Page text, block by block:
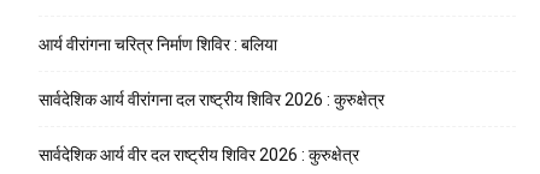
आर्य वीरांगना चरित्र निर्माण शिविर : बलिया
सार्वदेशिक आर्य वीरांगना दल राष्ट्रीय शिविर 2026 : कुरुक्षेत्र
सार्वदेशिक आर्य वीर दल राष्ट्रीय शिविर 2026 : कुरुक्षेत्र